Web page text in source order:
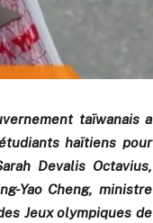
taïwanais a
haïtiens pour
Devalis Octavius,
Yao Cheng, ministre
Jeux olympiques de